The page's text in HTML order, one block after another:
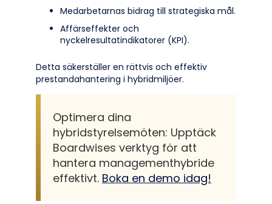
Medarbetarnas bidrag till strategiska mål.
Affärseffekter och
nyckelresultatindikatorer (KPI).
Detta säkerställer en rättvis och effektiv
prestandahantering i hybridmiljöer.
Optimera dina
hybridstyrelsemöten: Upptäck
Boardwises verktyg för att
hantera managementhybride
effektivt. Boka en demo idag!